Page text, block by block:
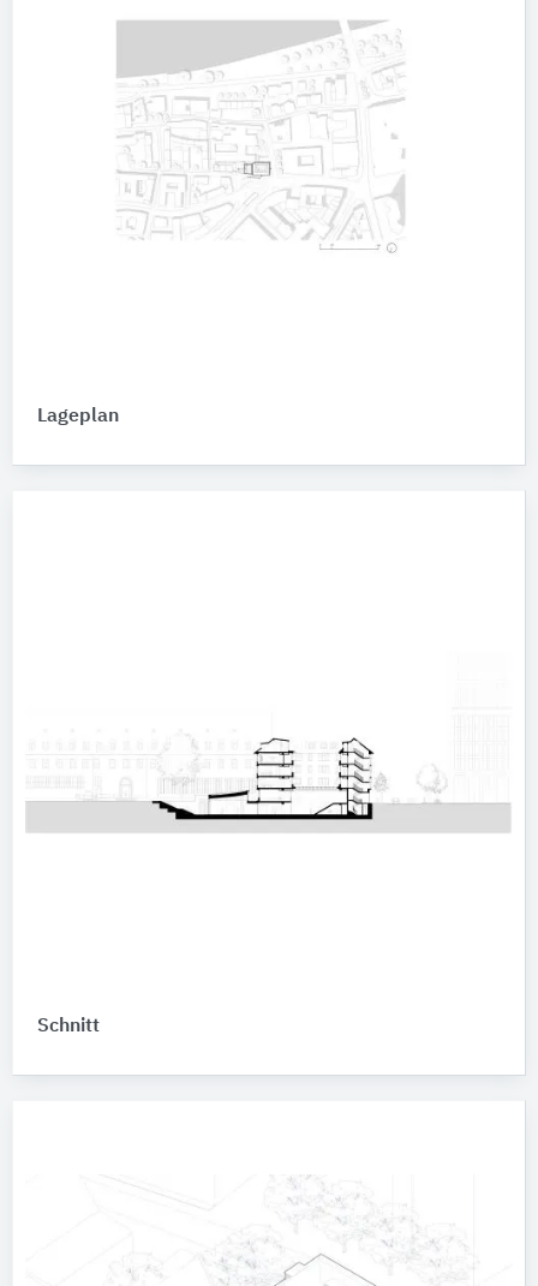
Lageplan
Schnitt